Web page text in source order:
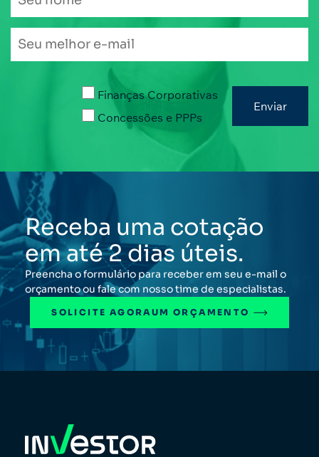
Finanças Corporativas
Concessões e PPPs
Receba uma cotação
em até 2 dias úteis.
Preencha o formulário para receber em seu e-mail o
orçamento ou fale com nosso time de especialistas.
SOLICITE AGORAUM ORÇAMENTO